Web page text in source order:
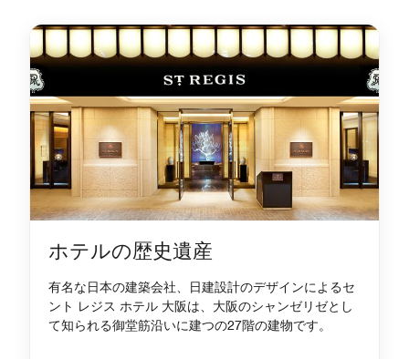
ホテルの歴史遺産
有名な日本の建築会社、日建設計のデザインによるセ
ント レジス ホテル 大阪は、大阪のシャンゼリゼとし
て知られる御堂筋沿いに建つの27階の建物です。